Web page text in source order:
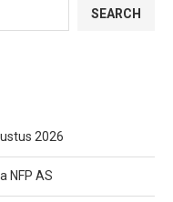
SEARCH
2026
NFP AS